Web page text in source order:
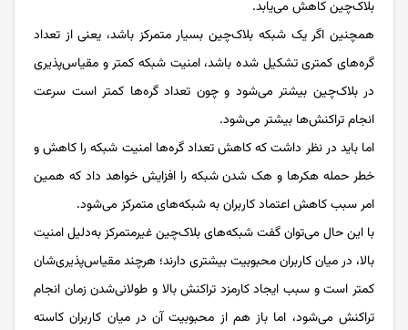
بلاک‌چین کاهش می‌یابد.
همچنین اگر یک شبکه بلاک‌چین بسیار متمرکز باشد، یعنی از تعداد
گره‌های کمتری تشکیل شده باشد، امنیت شبکه کمتر و مقیاس‌پذیری
در بلاک‌چین بیشتر می‌شود و چون تعداد گره‌ها کمتر است سرعت
انجام تراکنش‌ها بیشتر می‌شود.
اما باید در نظر داشت که کاهش تعداد گره‌ها امنیت شبکه را کاهش و
خطر حمله هکرها و هک شدن شبکه را افزایش خواهد داد که همین
امر سبب کاهش اعتماد کاربران به شبکه‌های متمرکز می‌شود.
با این حال می‌توان گفت شبکه‌های بلاک‌چین غیرمتمرکز به‌دلیل امنیت
بالا، در میان کاربران محبوبیت بیشتری دارند؛ هرچند مقیاس‌پذیری‌شان
کمتر است و سبب ایجاد کارمزد تراکنش بالا و طولانی‌شدن زمان انجام
تراکنش می‌شود، اما باز هم از محبوبیت آن در میان کاربران کاسته